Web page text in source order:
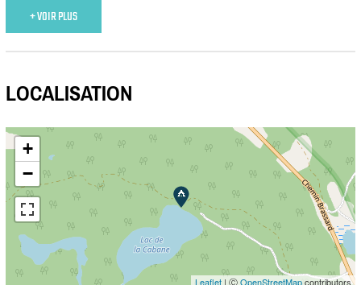
+ VOIR PLUS
LOCALISATION
+
−
Leaflet | ⒸOpenStreetMapcontributors